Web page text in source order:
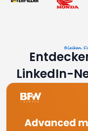
LinkedIn-